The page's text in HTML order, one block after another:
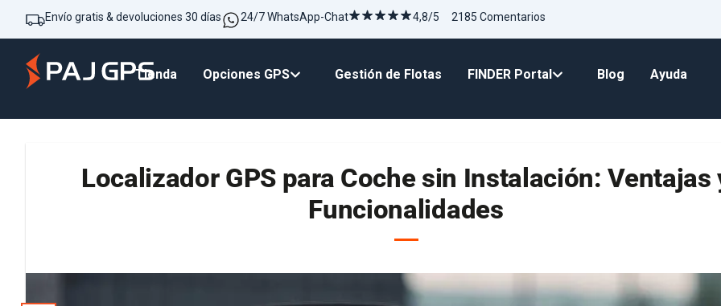
Envío gratis & devoluciones 30 días 24/7 WhatsApp-Chat 4,8/5 2185 Comentarios
Tienda Opciones GPS Gestión de Flotas FINDER Portal Blog Ayuda
Localizador GPS para Coche sin Instalación: Ventajas
Funcionalidades